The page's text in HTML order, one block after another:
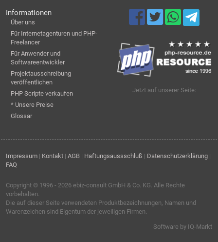
Informationen
Über uns
Für Internetagenturen und PHP-
Freelancer
Für Anwender und
Softwareentwickler
Projektausschreibung
veröffentlichen
PHP Scripte verkaufen
* Unsere Preise
Glossar
Jetzt auf unserer Seite:
Impressum | Kontakt | AGB | Haftungsaussschluß | Datenschutzerklärung |
FAQ
Copyright © 1996 - 2026 ebiz-consult GmbH & Co. KG. Alle Rechte
vorbehalten.
Die auf dieser Seite verwendeten Produktbezeichnungen, Namen und
Warenzeichen sind Eigentum der jeweiligen Firmen.
Software by IQ-Markt